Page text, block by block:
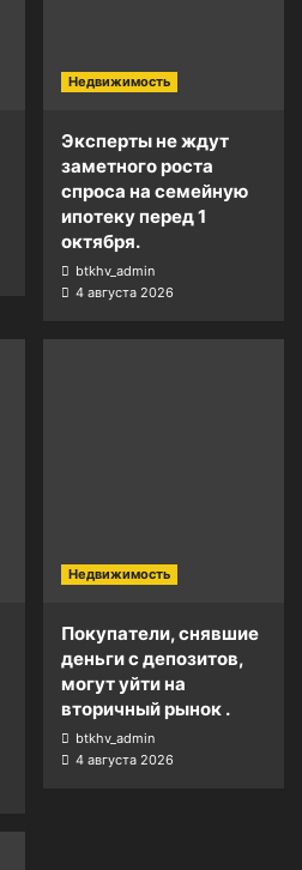
Недвижимость
Эксперты не ждут
заметного роста
спроса на семейную
ипотеку перед 1
октября.
btkhv_admin
4 августа 2026
Недвижимость
Покупатели, снявшие
деньги с депозитов,
могут уйти на
вторичный рынок .
btkhv_admin
4 августа 2026